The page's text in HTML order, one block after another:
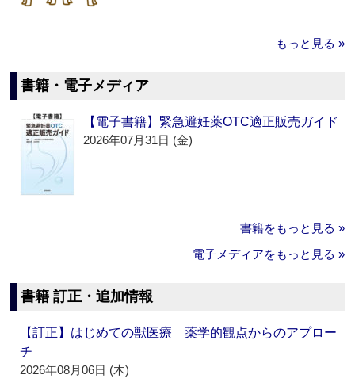
もっと見る »
書籍・電子メディア
【電子書籍】緊急避妊薬OTC適正販売ガイド
2026年07月31日 (金)
書籍をもっと見る »
電子メディアをもっと見る »
書籍 訂正・追加情報
【訂正】はじめての獣医療 薬学的観点からのアプロー
チ
2026年08月06日 (木)